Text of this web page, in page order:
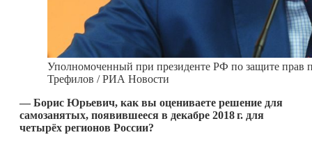
Уполномоченный при президенте РФ по защите прав
Трефилов / РИА Новости
— Борис Юрьевич, как вы оцениваете решение для
самозанятых, появившееся в декабре 2018 г. для
четырёх регионов России?